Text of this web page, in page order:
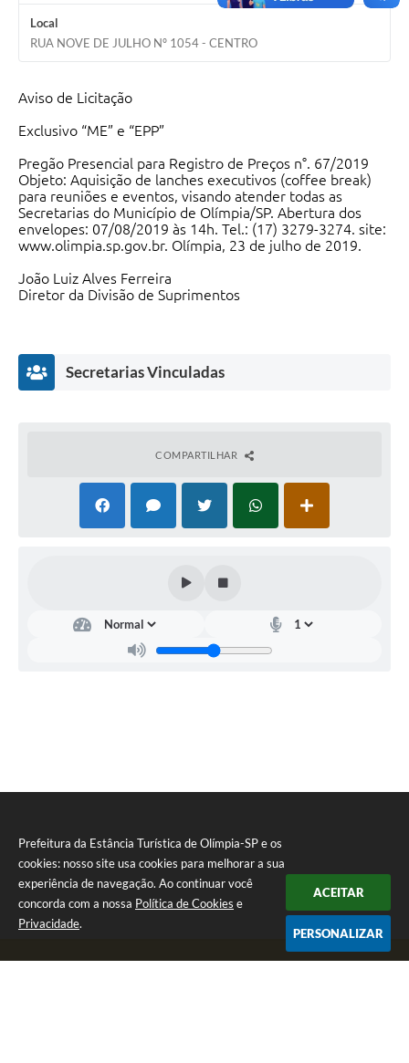
Prefeitura da Estância Turística de Olímpia-SP e os
cookies: nosso site usa cookies para melhorar a sua
experiência de navegação. Ao continuar você
concorda com a nossa Política de Cookies e
Privacidade.
ACEITAR
PERSONALIZAR
Local
RUA NOVE DE JULHO Nº 1054 - CENTRO
Aviso de Licitação
Exclusivo “ME” e “EPP”
Pregão Presencial para Registro de Preços n°. 67/2019
Objeto: Aquisição de lanches executivos (coffee break)
para reuniões e eventos, visando atender todas as
Secretarias do Município de Olímpia/SP. Abertura dos
envelopes: 07/08/2019 às 14h. Tel.: (17) 3279-3274. site:
www.olimpia.sp.gov.br. Olímpia, 23 de julho de 2019.
João Luiz Alves Ferreira
Diretor da Divisão de Suprimentos
Secretarias Vinculadas
COMPARTILHAR